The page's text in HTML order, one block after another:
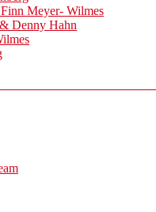
Meyer- Wilmes
Denny Hahn